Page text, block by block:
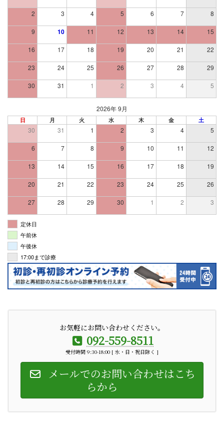
2 3 4 5 6 7 8
9 10 11 12 13 14 15
16 17 18 19 20 21 22
23 24 25 26 27 28 29
30 31 1 2 3 4 5
2026年 9月
日 月 火 水 木 金 土
30 31 1 2 3 4 5
6 7 8 9 10 11 12
13 14 15 16 17 18 19
20 21 22 23 24 25 26
27 28 29 30 1 2 3
定休日
午前休
午後休
17:00まで診療
お気軽にお問い合わせください。
092-559-8511
受付時間 9:30-18:00 [ 水・日・祝日除く ]
メールでのお問い合わせはこち
らから